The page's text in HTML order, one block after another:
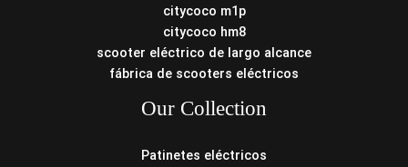
citycoco m1p
citycoco hm8
scooter eléctrico de largo alcance
fábrica de scooters eléctricos
Our Collection
Patinetes eléctricos